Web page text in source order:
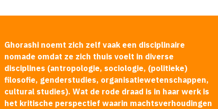
Ghorashi noemt zich zelf vaak een disciplinaire
nomade omdat ze zich thuis voelt in diverse
disciplines (antropologie, sociologie, (politieke)
filosofie, genderstudies, organisatiewetenschappen,
cultural studies). Wat de rode draad is in haar werk is
het kritische perspectief waarin machtsverhoudingen